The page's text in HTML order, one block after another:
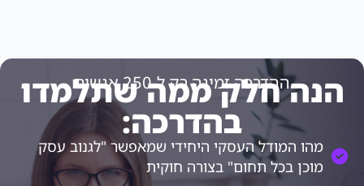
ההדרכה זמינה רק ל-250 אנשים
הנה חלק ממה שתלמדו
בהדרכה:
מהו המודל העסקי היחידי שמאפשר "לגנוב עסק
מוכן בכל תחום" בצורה חוקית